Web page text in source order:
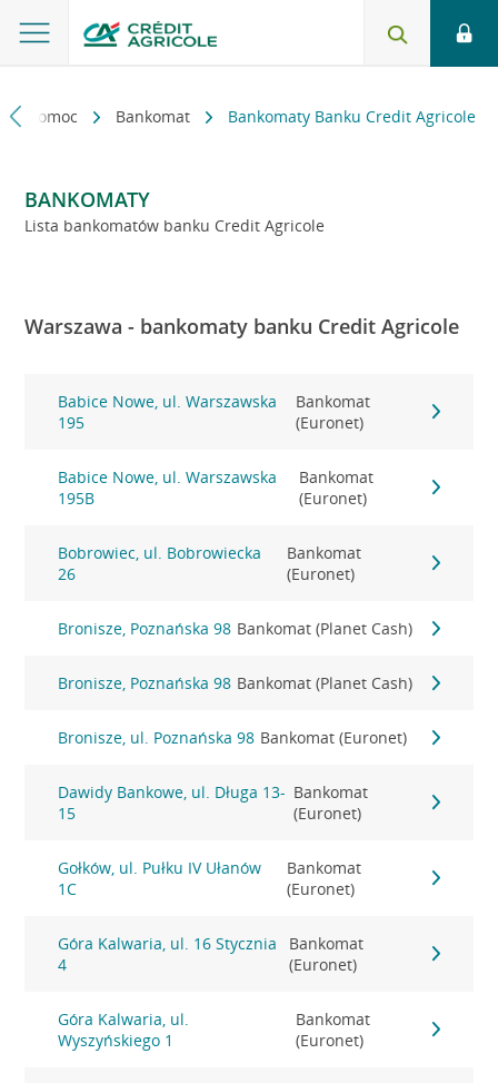
i pomoc Bankomat Bankomaty Banku Credit Agricole
BANKOMATY
Lista bankomatów banku Credit Agricole
Warszawa - bankomaty banku Credit Agricole
Babice Nowe, ul. Warszawska
195
Bankomat
(Euronet)
Babice Nowe, ul. Warszawska
195B
Bankomat
(Euronet)
Bobrowiec, ul. Bobrowiecka
26
Bankomat
(Euronet)
Bronisze, Poznańska 98 Bankomat (Planet Cash)
Bronisze, Poznańska 98 Bankomat (Planet Cash)
Bronisze, ul. Poznańska 98 Bankomat (Euronet)
Dawidy Bankowe, ul. Długa 13-
15
Bankomat
(Euronet)
Gołków, ul. Pułku IV Ułanów
1C
Bankomat
(Euronet)
Góra Kalwaria, ul. 16 Stycznia
4
Bankomat
(Euronet)
Góra Kalwaria, ul.
Wyszyńskiego 1
Bankomat
(Euronet)